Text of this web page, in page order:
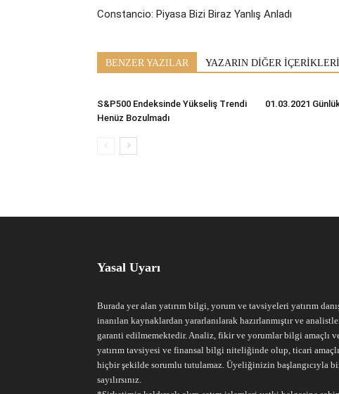
Constancio: Piyasa Bizi Biraz Yanlış Anladı
BENZER YAZILAR YAZARIN DİĞER İÇERİKLERİ
S&P500 Endeksinde Yükseliş Trendi
Henüz Bozulmadı
01.03.2021
Yasal Uyarı
Burada yer alan yatırım bilgi, yorum ve tavsiyeleri yatırım
inanılan kaynaklardan yararlanılarak hazırlanmıştır ve
garanti edilmemektedir. Analiz, fikir ve yorumlar bilgi amaçlı
yatırım tavsiyesi ve finansal bilgi niteliğinde olup, ticari
hiçbir şekilde sorumlu tutulamaz. Üyeliğinizin başlangıcıyla
sayılırsınız.